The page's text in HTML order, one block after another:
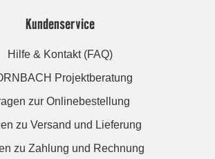
Kundenservice
Hilfe & Kontakt (FAQ)
Projektberatung
zur Onlinebestellung
zu Versand und Lieferung
zu Zahlung und Rechnung